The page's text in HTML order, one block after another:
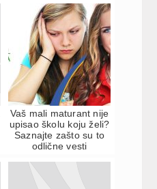
Vaš mali maturant nije
upisao školu koju želi?
Saznajte zašto su to
odlične vesti